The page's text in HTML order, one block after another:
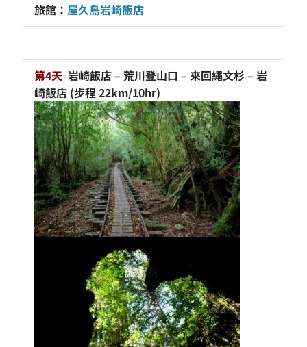
旅館： 屋久島岩崎飯店
第4天 岩崎飯店 – 荒川登山口 – 來回繩文杉 – 岩
崎飯店 (步程 22km/10hr)